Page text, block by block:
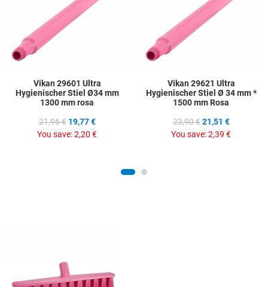
Vikan 29601 Ultra
Hygienischer Stiel Ø34 mm
1300 mm rosa
21,96 € 19,77 €
You save:2,20 €
Vikan 29621 Ultra
Hygienischer Stiel Ø 34 mm *
1500 mm Rosa
23,90 € 21,51 €
You save:2,39 €